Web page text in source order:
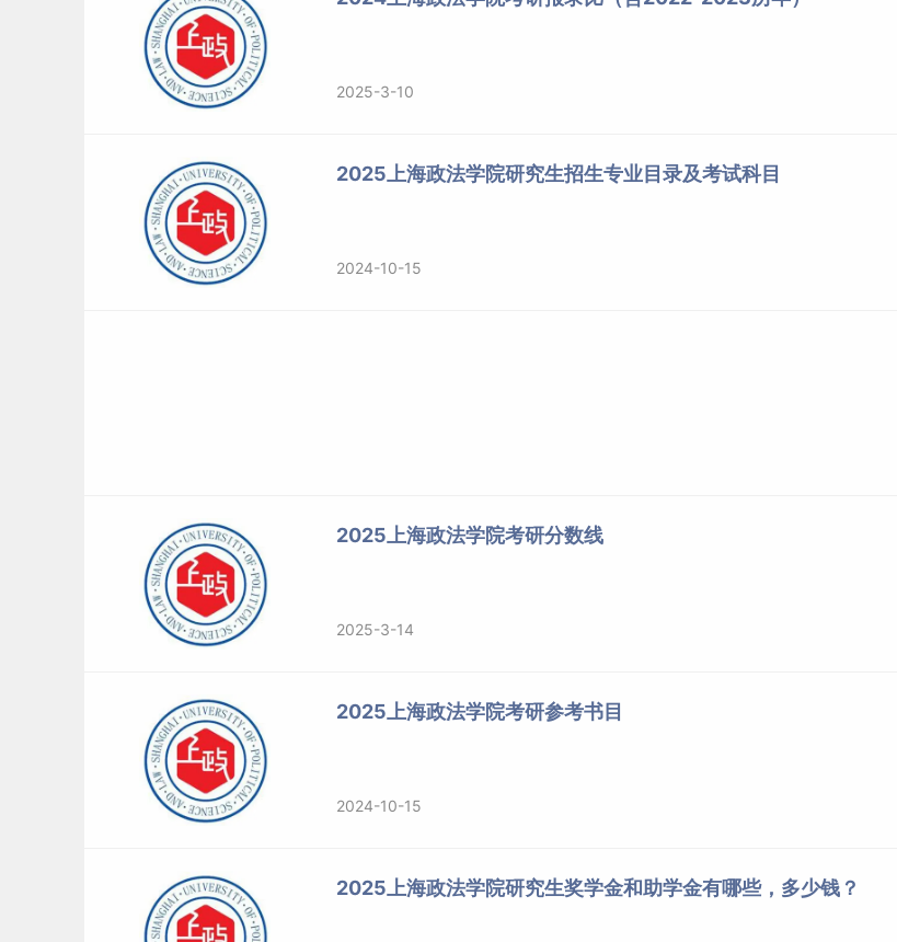
2025-3-10
2025上海政法学院研究生招生专业目录及考试科目
2024-10-15
2025上海政法学院考研分数线
2025-3-14
2025上海政法学院考研参考书目
2024-10-15
2025上海政法学院研究生奖学金和助学金有哪些，多少钱？